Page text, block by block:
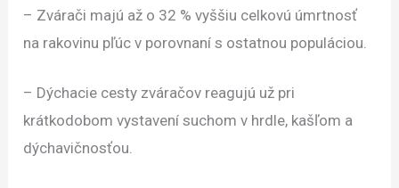
– Zvárači majú až o 32 % vyššiu celkovú úmrtnosť
na rakovinu pľúc v porovnaní s ostatnou populáciou.
– Dýchacie cesty zváračov reagujú už pri
krátkodobom vystavení suchom v hrdle, kašľom a
dýchavičnosťou.